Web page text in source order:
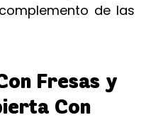
de las
Fresas y
Con